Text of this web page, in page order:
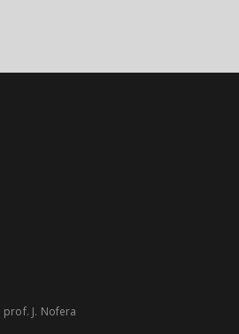
prof. J. Nofera